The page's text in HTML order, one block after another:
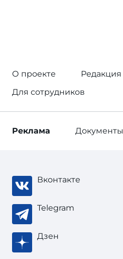
О проекте
Редакция
Для сотрудников
Реклама Документы
Вконтакте
Telegram
Дзен